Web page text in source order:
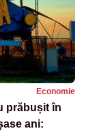
Economie
prăbușit în
ani: